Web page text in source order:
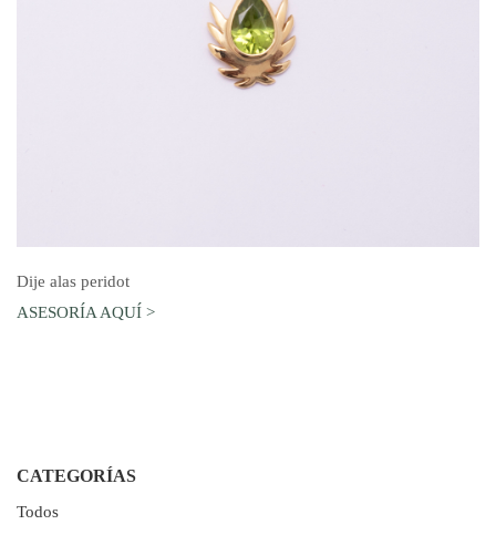
Dije alas peridot
ASESORÍA AQUÍ >
CATEGORÍAS
Todos